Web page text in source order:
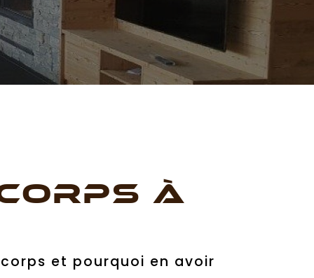
À
et pourquoi en avoir